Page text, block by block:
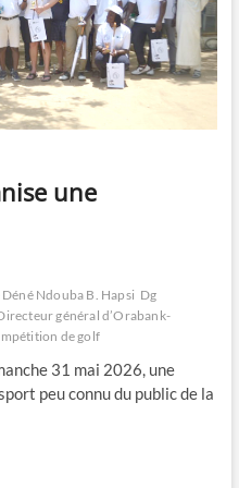
une
Déné Ndouba B. Hapsi Dg
général d’Orabank-
de golf
31 mai 2026, une
peu connu du public de la